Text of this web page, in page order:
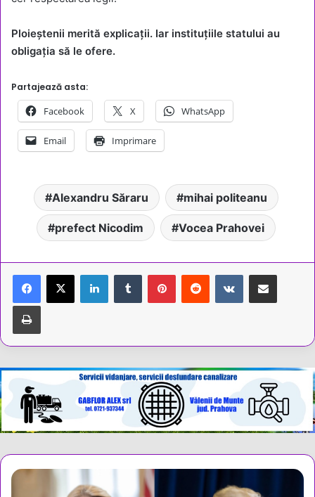
Ploieștenii merită explicații. Iar instituțiile statului au
obligația să le ofere.
Partajează asta:
Facebook X WhatsApp
Email Imprimare
Alexandru Săraru mihai politeanu
prefect Nicodim Vocea Prahovei
LinkedInTumblr PinterestReddit VKontakteShare via Email
Tipărește
Tensiuni
transatlantice: